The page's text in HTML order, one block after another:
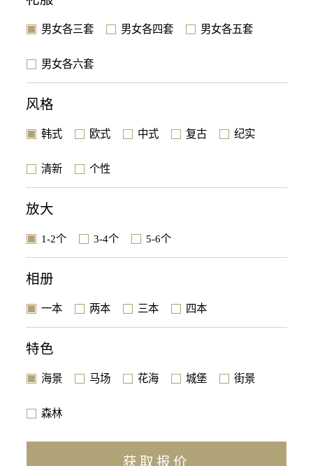
男女各三套 男女各四套 男女各五套
男女各六套
风格
韩式 欧式 中式 复古 纪实
清新 个性
放大
1-2个 3-4个 5-6个
相册
一本 两本 三本 四本
特色
海景 马场 花海 城堡 街景
森林
获取报价